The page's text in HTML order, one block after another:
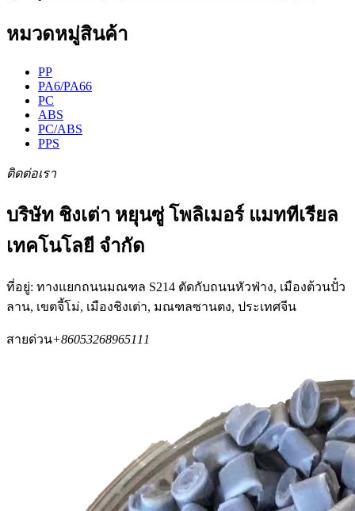
หมวดหมู่สินค้า
PP
PA6/PA66
PC
ABS
PC/ABS
PPS
ติดต่อเรา
บริษัท ชิงเต่า หยุนซู่ โพลิเมอร์ แมททีเรียล
เทคโนโลยี จำกัด
ที่อยู่: ทางแยกถนนมณฑล S214 ตัดกับถนนหัวฟ่าง, เมืองต้วนปั๋ว
ลาน, เขตจี้โม่, เมืองชิงเต่า, มณฑลซานตง, ประเทศจีน
สายด่วน+86053268965111